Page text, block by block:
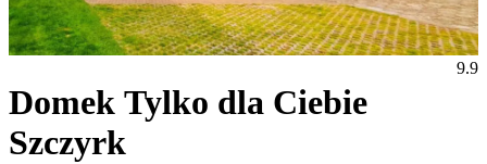
Domek Tylko dla Ciebie
Szczyrk
9.9